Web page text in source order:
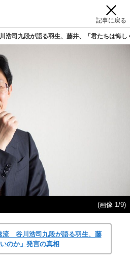
記事に戻る
司九段が語る羽生、藤井、「君たちは悔し
(画像 1/9)
流 谷川浩司九段が語る羽生、藤
のか」発言の真相